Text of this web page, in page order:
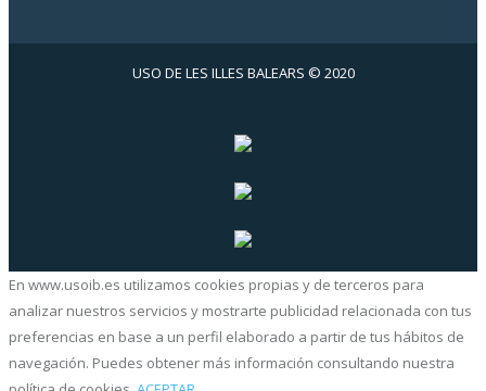
USO DE LES ILLES BALEARS © 2020
En www.usoib.es utilizamos cookies propias y de terceros para
analizar nuestros servicios y mostrarte publicidad relacionada con tus
preferencias en base a un perfil elaborado a partir de tus hábitos de
navegación. Puedes obtener más información consultando nuestra